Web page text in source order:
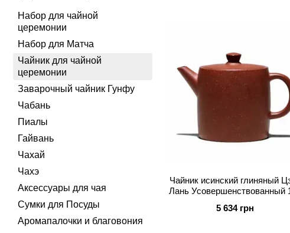
Чайник исинский глиняный
Лань Усовершенствованный
5 634 грн
Набор для чайной
церемонии
Набор для Матча
Чайник для чайной
церемонии
Заварочный чайник Гунфу
Чабань
Пиалы
Гайвань
Чахай
Чахэ
Аксессуары для чая
Сумки для Посуды
Аромапалочки и благовония